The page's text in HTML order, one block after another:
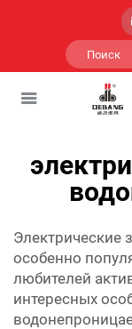
Электрические
особенно
любителей
интересных